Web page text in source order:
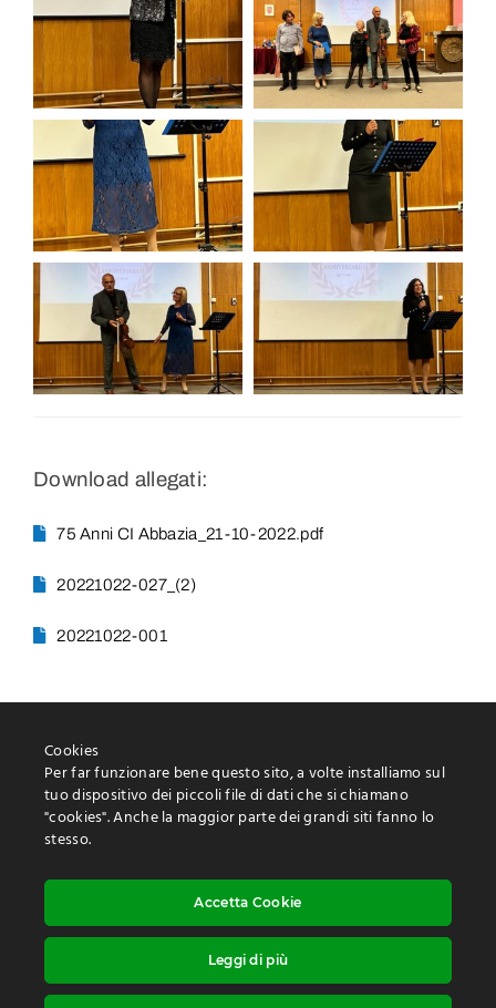
Download allegati:
75 Anni CI Abbazia_21-10-2022.pdf
20221022-027_(2)
20221022-001
Protezione delle informazioni personali
Diritto d’autore ©: Maurizio Tremul |
Realizzazione:Studio Web Art
Cookies
Per far funzionare bene questo sito, a volte installiamo sul
tuo dispositivo dei piccoli file di dati che si chiamano
"cookies". Anche la maggior parte dei grandi siti fanno lo
stesso.
Accetta Cookie
Leggi di più